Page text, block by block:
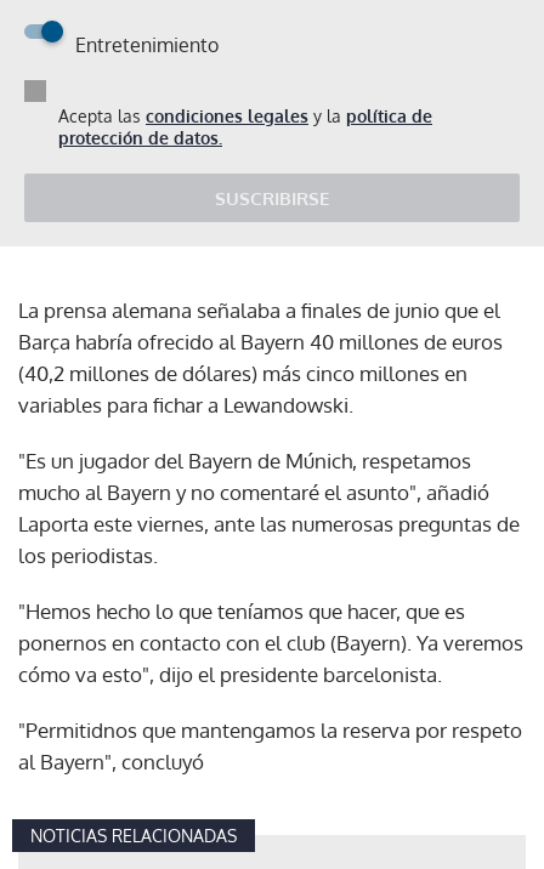
Entretenimiento
Acepta las condiciones legales y la política de
protección de datos.
SUSCRIBIRSE
La prensa alemana señalaba a finales de junio que el
Barça habría ofrecido al Bayern 40 millones de euros
(40,2 millones de dólares) más cinco millones en
variables para fichar a Lewandowski.
"Es un jugador del Bayern de Múnich, respetamos
mucho al Bayern y no comentaré el asunto", añadió
Laporta este viernes, ante las numerosas preguntas de
los periodistas.
"Hemos hecho lo que teníamos que hacer, que es
ponernos en contacto con el club (Bayern). Ya veremos
cómo va esto", dijo el presidente barcelonista.
"Permitidnos que mantengamos la reserva por respeto
al Bayern", concluyó
NOTICIAS RELACIONADAS